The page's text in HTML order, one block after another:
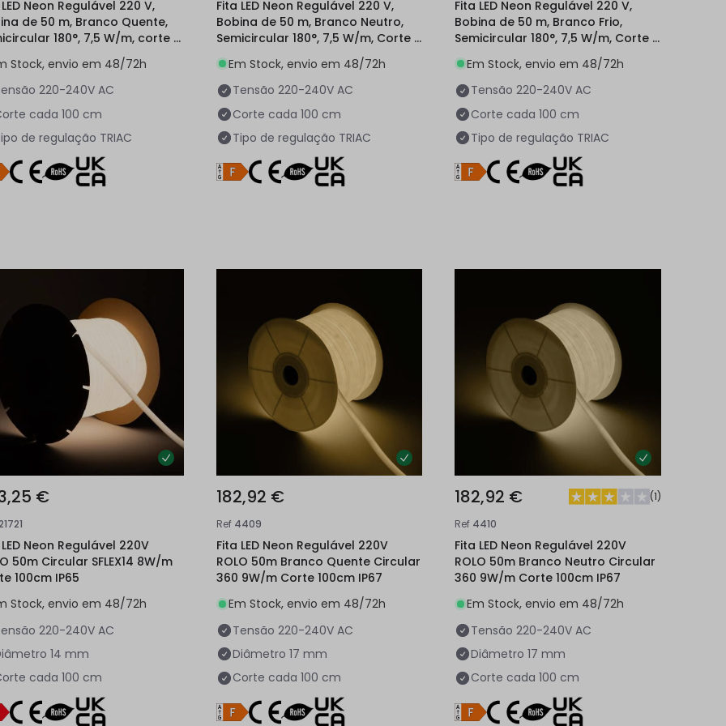
Neon Regulável 220 V,
de 50 m, Branco Quente,
180°, 7,5 W/m, corte a
Stock, envio em 48/72h
220-240V AC
cada 100 cm
de regulação TRIAC
Fita LED Neon Regulável 220 V,
Bobina de 50 m, Branco Neutro,
Semicircular 180°, 7,5 W/m, Corte a
cada 100 cm, IP67
Em Stock, envio em 48/72h
Tensão 220-240V AC
Corte cada 100 cm
Tipo de regulação TRIAC
Fita LED Neon Regulável 220 V,
Bobina de 50 m, Branco Frio,
Semicircular 180°, 7,5 W/m, Corte a
cada 100 cm, IP67
Em Stock, envio em 48/72h
Tensão 220-240V AC
Corte cada 100 cm
Tipo de regulação TRIAC
€
Neon Regulável 220V
50m Circular SFLEX14 8W/m
100cm IP65
Stock, envio em 48/72h
220-240V AC
14 mm
cada 100 cm
182,92 €
Ref 4409
Fita LED Neon Regulável 220V
ROLO 50m Branco Quente Circular
360 9W/m Corte 100cm IP67
Em Stock, envio em 48/72h
Tensão 220-240V AC
Diâmetro 17 mm
Corte cada 100 cm
182,92 € (1)
Ref 4410
Fita LED Neon Regulável 220V
ROLO 50m Branco Neutro Circular
360 9W/m Corte 100cm IP67
Em Stock, envio em 48/72h
Tensão 220-240V AC
Diâmetro 17 mm
Corte cada 100 cm